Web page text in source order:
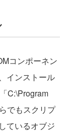
コンポーネン
インストール
C:\Program
でもスクリプ
ているオブジ